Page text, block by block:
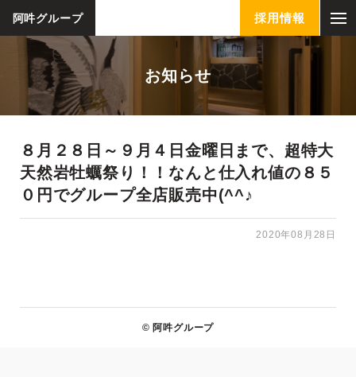
阿吽グループ 採用情報
お知らせ
８月２８日～９月４日金曜日まで、超特大
天然岩牡蠣祭り！！なんと仕入れ値の８５
０円でグループ全店販売中(^^♪
2020年08月28日
© 阿吽グループ